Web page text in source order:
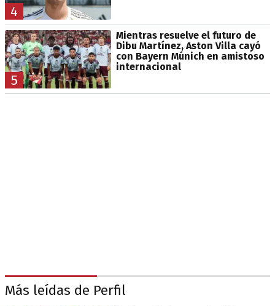
4
5
Mientras resuelve el futuro de
Dibu Martínez, Aston Villa cayó
con Bayern Múnich en amistoso
internacional
Más leídas de Perfil